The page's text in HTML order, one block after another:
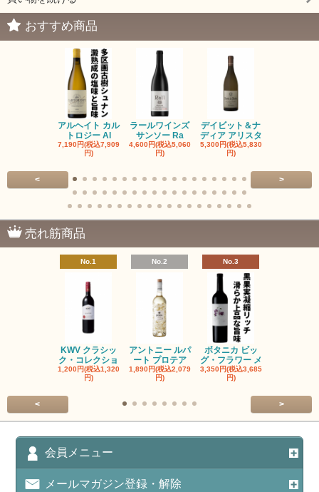
おすすめ商品
アルヘイト カル
トロジー Al
7,190円(税込7,909
円)
ラールワインズ
サンソー Ra
4,600円(税込5,060
円)
デイビット＆ナ
ディア アリスタ
5,300円(税込5,830
円)
< >
売れ筋商品
No.1
KWV クラシッ
ク・コレクショ
1,200円(税込1,320
円)
No.2
アントニー ルパ
ート プロテア
1,890円(税込2,079
円)
No.3
ボタニカ ビッ
グ・フラワー メ
3,350円(税込3,685
円)
< >
会員メニュー
メールマガジン登録・解除